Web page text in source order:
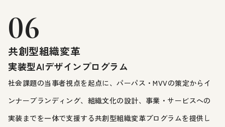
06
共創型組織変革
実装型AIデザインプログラム
社会課題の当事者視点を起点に、パーパス・MVVの策定からイ
ンナーブランディング、組織文化の設計、事業・サービスへの
実装までを一体で支援する共創型組織変革プログラムを提供し